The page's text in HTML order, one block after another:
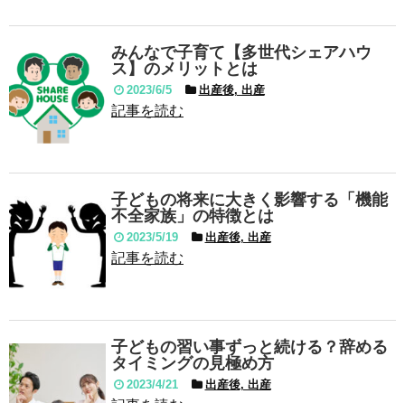
みんなで子育て【多世代シェアハウ
ス】のメリットとは
2023/6/5 出産後, 出産
記事を読む
子どもの将来に大きく影響する「機能
不全家族」の特徴とは
2023/5/19 出産後, 出産
記事を読む
子どもの習い事ずっと続ける？辞める
タイミングの見極め方
2023/4/21 出産後, 出産